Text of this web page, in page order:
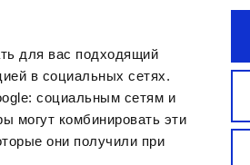
для вас подходящий
в социальных сетях.
социальным сетям и
могут комбинировать эти
они получили при